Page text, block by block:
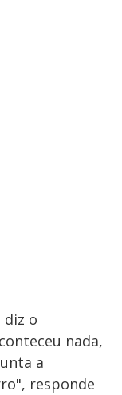
diz o
nada,
a
responde